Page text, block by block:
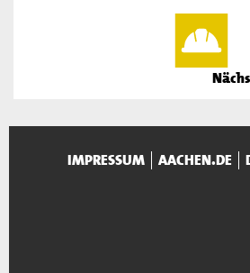
IMPRESSUM AACHEN.DE